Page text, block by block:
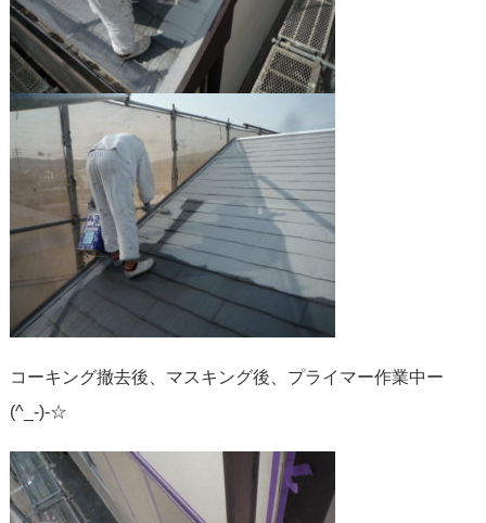
コーキング撤去後、マスキング後、プライマー作業中ー
(^_-)-☆